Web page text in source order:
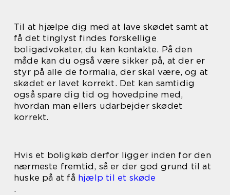
Til at hjælpe dig med at lave skødet samt at
få det tinglyst findes forskellige
boligadvokater, du kan kontakte. På den
måde kan du også være sikker på, at der er
styr på alle de formalia, der skal være, og at
skødet er lavet korrekt. Det kan samtidig
også spare dig tid og hovedpine med,
hvordan man ellers udarbejder skødet
korrekt.
Hvis et boligkøb derfor ligger inden for den
nærmeste fremtid, så er der god grund til at
huske på at få hjælp til et skøde
.